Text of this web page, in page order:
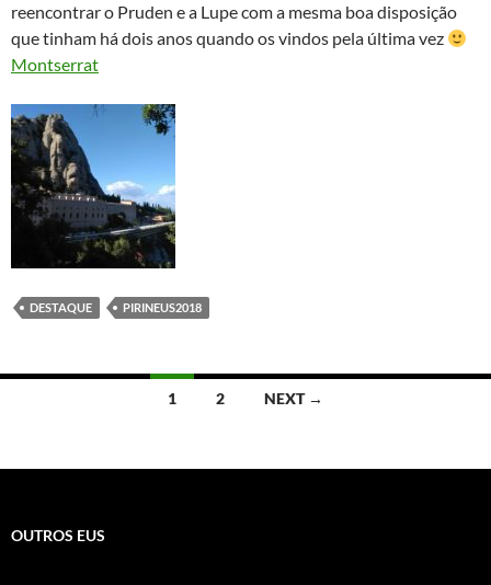
reencontrar o Pruden e a Lupe com a mesma boa disposição
que tinham há dois anos quando os vindos pela última vez
Montserrat
DESTAQUE PIRINEUS2018
1 2 NEXT →
OUTROS EUS